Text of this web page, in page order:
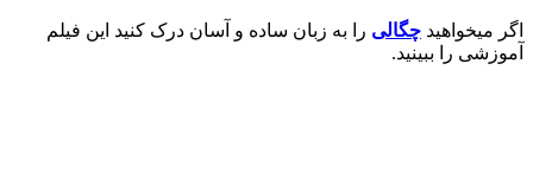
اگر میخواهید چگالی را به زبان ساده و آسان درک کنید این فیلم
آموزشی را ببینید.